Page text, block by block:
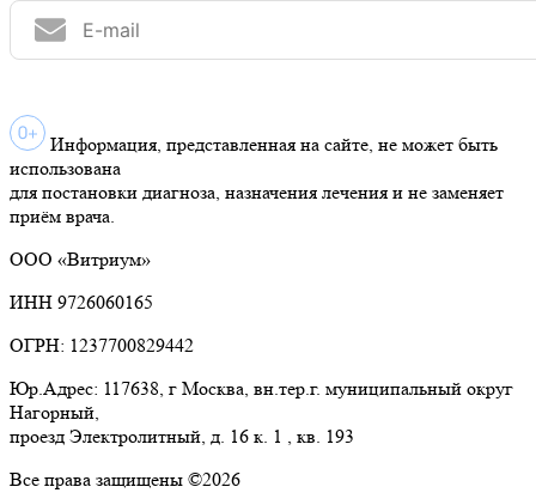
Информация, представленная на сайте, не может быть
использована
для постановки диагноза, назначения лечения и не заменяет
приём врача.
ООО «Витриум»
ИНН 9726060165
ОГРН: 1237700829442
Юр.Адрес: 117638, г Москва, вн.тер.г. муниципальный округ
Нагорный,
проезд Электролитный, д. 16 к. 1 , кв. 193
Все права защищены ©2026